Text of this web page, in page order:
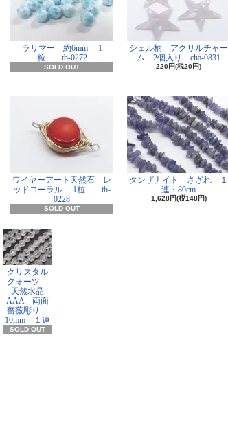
ラリマー 約6mm 1
粒 tb-0272
SOLD OUT
シェル柄 アクリルチャー
ム 2個入り cha-0831
220円(税20円)
ワイヤーアート天然石 レ
ッドコーラル 1粒 tb-
0228
SOLD OUT
タンザナイト さざれ １
連・80cm
1,628円(税148円)
クリスタル
クォーツ
天然水晶
AAA 両面
薔薇彫り
10mm １連
SOLD OUT